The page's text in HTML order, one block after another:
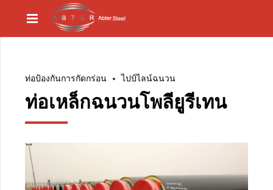
ท่อป้องกันการกัดกร่อน ไปป์ไลน์ฉนวน
ท่อเหล็กฉนวนโพลียูรีเทน